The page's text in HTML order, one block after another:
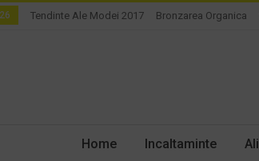
Tendinte Ale Modei 2017 Bronzarea Organica
Home Incaltaminte